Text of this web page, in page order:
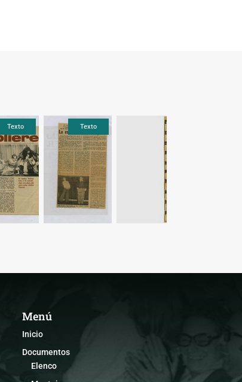
Texto
Menú
Inicio
Documentos
Elenco